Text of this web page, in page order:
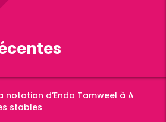
notation d’Enda Tamweel à A
stables